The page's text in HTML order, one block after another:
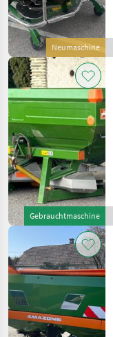
Neumaschine
Gebrauchtmaschine